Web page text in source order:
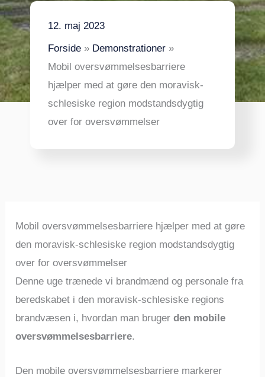
12. maj 2023
Forside
Demonstrationer
Mobil oversvømmelsesbarriere
hjælper med at gøre den moravisk-
schlesiske region modstandsdygtig
over for oversvømmelser
Mobil oversvømmelsesbarriere hjælper med at gøre
den moravisk-schlesiske region modstandsdygtig
over for oversvømmelser
Denne uge trænede vi brandmænd og personale fra
beredskabet i den moravisk-schlesiske regions
brandvæsen i, hvordan man brugerden mobile
oversvømmelsesbarriere.
Den mobile oversvømmelsesbarriere markerer